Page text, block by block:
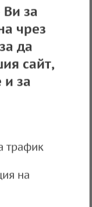
11:53, 07.10.2022
за
чрез
да
сайт,
и за
трафик
на